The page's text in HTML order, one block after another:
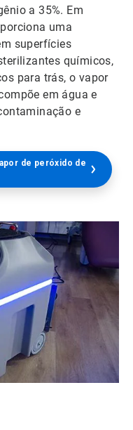
a 35%. Em
uma
superfícies
químicos,
para trás, o vapor
em água e
e
de peróxido de